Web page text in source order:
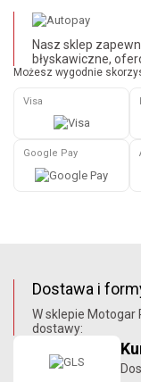
Nasz sklep
błyskawiczne,
Możesz wygodnie
Visa
Google Pay
Dostawa i
W sklepie
dostawy: